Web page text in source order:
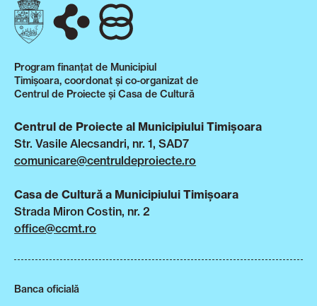
Program finanțat de Municipiul
Timișoara, coordonat și co-organizat de
Centrul de Proiecte și Casa de Cultură
Centrul de Proiecte al Municipiului Timișoara
Str. Vasile Alecsandri, nr. 1, SAD7
comunicare@centruldeproiecte.ro
Casa de Cultură a Municipiului Timișoara
Strada Miron Costin, nr. 2
office@ccmt.ro
Banca oficială